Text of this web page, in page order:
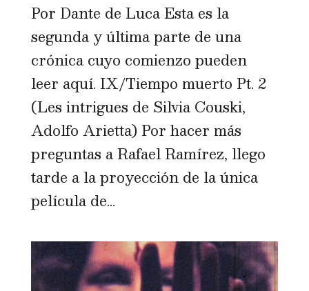
Por Dante de Luca Esta es la
segunda y última parte de una
crónica cuyo comienzo pueden
leer aquí. IX/Tiempo muerto Pt. 2
(Les intrigues de Silvia Couski,
Adolfo Arietta) Por hacer más
preguntas a Rafael Ramírez, llego
tarde a la proyección de la única
película de...